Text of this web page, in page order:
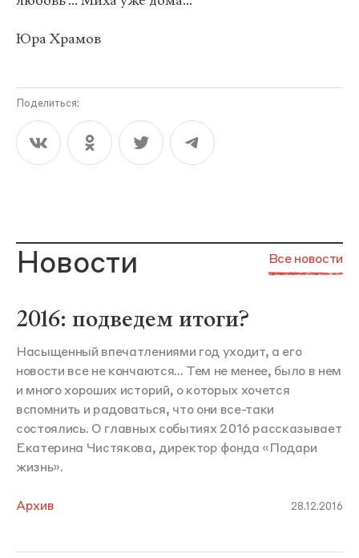
Юра Храмов
Поделиться:
Новости Все новости
2016: подведем итоги?
Насыщенный впечатлениями год уходит, а его
новости все не кончаются... Тем не менее, было в нем
и много хороших историй, о которых хочется
вспомнить и радоваться, что они все-таки
состоялись. О главных событиях 2016 рассказывает
Екатерина Чистякова, директор фонда «Подари
жизнь».
Архив 28.12.2016